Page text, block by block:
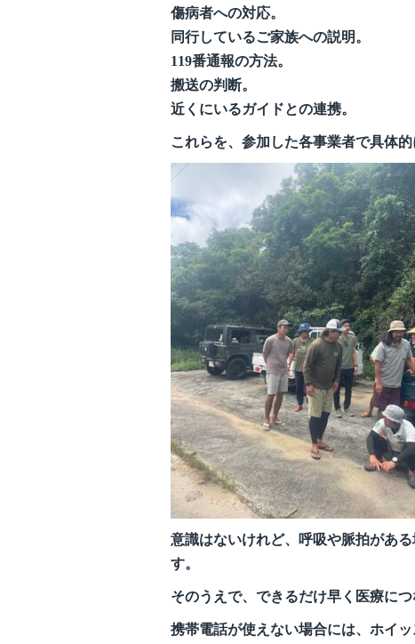
傷病者への対応。
同行しているご家族への説明。
119番通報の方法。
搬送の判断。
近くにいるガイドとの連携。
これらを、参加した各事業者で具体的
意識はないけれど、呼吸や脈拍があ
す。
そのうえで、できるだけ早く医療に
携帯電話が使えない場合には、ホイ